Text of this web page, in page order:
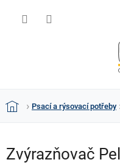
DomůPsací a rýsovací potřeby
Zvýrazňovač